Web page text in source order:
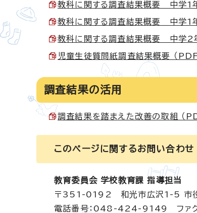
教科に関する調査結果概要 中学1
教科に関する調査結果概要 中学1
教科に関する調査結果概要 中学2
児童生徒質問紙調査結果概要 （
調査結果の活用
調査結果を踏まえた改善の取組 （
このページに関するお問い合わせ
教育委員会 学校教育課 指導担当
〒351-0192 和光市広沢1-5 市
電話番号：048-424-9149 ファ